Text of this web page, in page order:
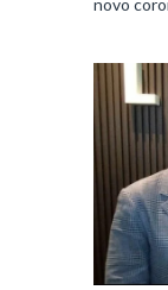
novo